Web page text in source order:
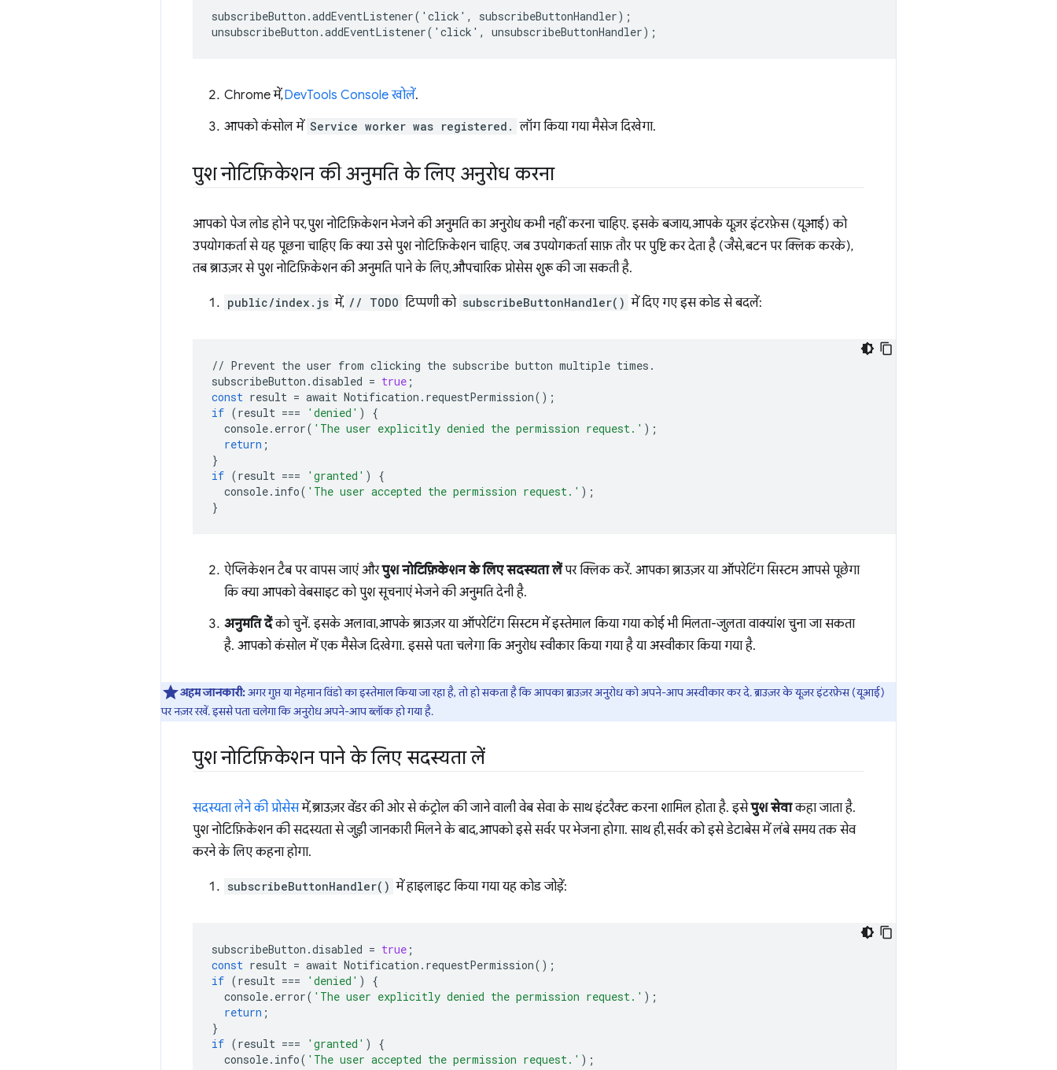
subscribeButton .addEventListener(' click ', subscribeButtonHandler);
unsubscribeButton .addEventListener(' click ', unsubscribeButtonHandler);
Chrome में,DevTools Console खोलें.
आपको कंसोल में Service worker was registered. लॉग किया गया मैसेज दिखेगा.
पुश नोटिफ़िकेशन की अनुमति के लिए अनुरोध करना
आपको पेज लोड होने पर, पुश नोटिफ़िकेशन भेजने की अनुमति का अनुरोध कभी नहीं करना चाहिए. इसके बजाय, आपके यूज़र इंटरफ़ेस (यूआई) को
उपयोगकर्ता से यह पूछना चाहिए कि क्या उसे पुश नोटिफ़िकेशन चाहिए. जब उपयोगकर्ता साफ़ तौर पर पुष्टि कर देता है (जैसे, बटन पर क्लिक करके),
तब ब्राउज़र से पुश नोटिफ़िकेशन की अनुमति पाने के लिए, औपचारिक प्रोसेस शुरू की जा सकती है.
public/index.js में, // TODO टिप्पणी को subscribeButtonHandler() में दिए गए इस कोड से बदलें:
// Prevent the user from clicking the subscribe button multiple times .
subscribeButton .disabled = true ;
const result = await Notification . requestPermission();
if (result === 'denied' )
{
console. error( 'The user explicitly denied the permission request.' );
return ;
}
if (result === 'granted' )
{
console. info( 'The user accepted the permission request.' );
}
ऐप्लिकेशन टैब पर वापस जाएं औरपुश नोटिफ़िकेशन के लिए सदस्यता लेंपर क्लिक करें. आपका ब्राउज़र या ऑपरेटिंग सिस्टम आपसे पूछेगा
कि क्या आपको वेबसाइट को पुश सूचनाएं भेजने की अनुमति देनी है.
अनुमति देंको चुनें. इसके अलावा, आपके ब्राउज़र या ऑपरेटिंग सिस्टम में इस्तेमाल किया गया कोई भी मिलता-जुलता वाक्यांश चुना जा सकता
है. आपको कंसोल में एक मैसेज दिखेगा. इससे पता चलेगा कि अनुरोध स्वीकार किया गया है या अस्वीकार किया गया है.
अहम जानकारी:अगर गुप्त या मेहमान विंडो का इस्तेमाल किया जा रहा है, तो हो सकता है कि आपका ब्राउज़र अनुरोध को अपने-आप अस्वीकार कर दे. ब्राउज़र के यूज़र इंटरफ़ेस (यूआई)
पर नज़र रखें. इससे पता चलेगा कि अनुरोध अपने-आप ब्लॉक हो गया है.
पुश नोटिफ़िकेशन पाने के लिए सदस्यता लें
सदस्यता लेने की प्रोसेसमें, ब्राउज़र वेंडर की ओर से कंट्रोल की जाने वाली वेब सेवा के साथ इंटरैक्ट करना शामिल होता है. इसेपुश सेवाकहा जाता है.
पुश नोटिफ़िकेशन की सदस्यता से जुड़ी जानकारी मिलने के बाद, आपको इसे सर्वर पर भेजना होगा. साथ ही, सर्वर को इसे डेटाबेस में लंबे समय तक सेव
करने के लिए कहना होगा.
subscribeButtonHandler() में हाइलाइट किया गया यह कोड जोड़ें:
subscribeButton .disabled = true ;
const result = await Notification . requestPermission();
if (result === 'denied' )
{
console. error( 'The user explicitly denied the permission request.' );
return ;
}
if (result === 'granted' )
{
console. info( 'The user accepted the permission request.' );